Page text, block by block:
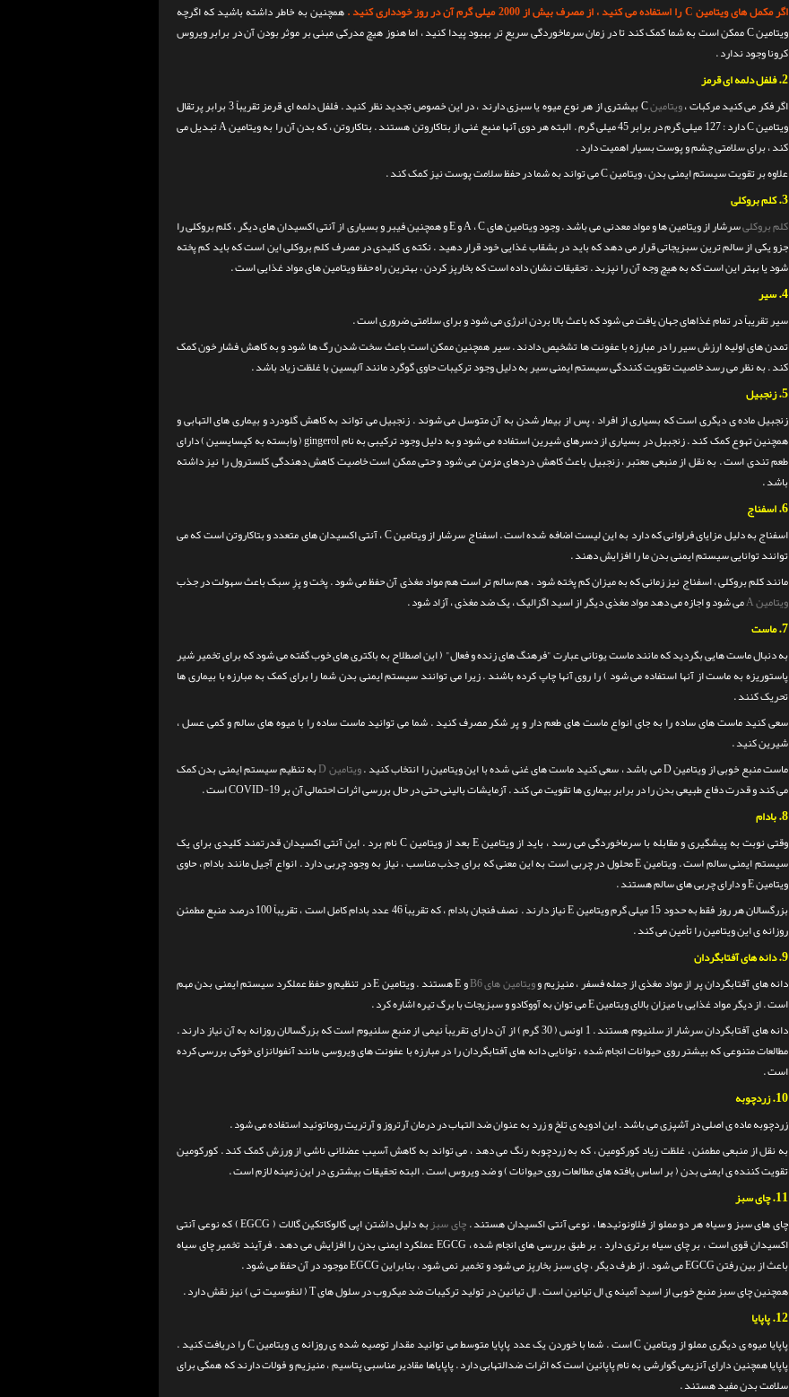
اگر مکمل های ویتامین C را استفاده می کنید ، از مصرف بیش از 2000 میلی گرم آن در روز خودداری کنید .
همچنین به خاطر داشته باشید که اگرچه
ویتامین C ممکن است به شما کمک کند تا در زمان سرماخوردگی سریع تر بهبود پیدا کنید ، اما هنوز هیچ مدرکی مبنی بر موثر بودن آن در برابر ویروس
کرونا وجود ندارد .
2. فلفل دلمه ای قرمز
اگر فکر می کنید مرکبات ،ویتامین
C بیشتری از هر نوع میوه یا سبزی دارند ، در این خصوص تجدید نظر کنید . فلفل دلمه ای قرمز تقریباً 3 برابر پرتقال
ویتامین C دارد : 127 میلی گرم در برابر 45 میلی گرم . البته هر دوی آنها منبع غنی از بتاکاروتن هستند . بتاکاروتن ، که بدن آن را به ویتامین A تبدیل می
کند ، برای سلامتی چشم و پوست بسیار اهمیت دارد .
علاوه بر تقویت سیستم ایمنی بدن ، ویتامین C می تواند به شما در حفظ سلامت پوست نیز کمک کند .
3. کلم بروکلی
کلم بروکلی
سرشار از ویتامین ها و مواد معدنی می باشد . وجود ویتامین های A ، C و E و همچنین فیبر و بسیاری از آنتی اکسیدان های دیگر ، کلم بروکلی را
جزو یکی از سالم ترین سبزیجاتی قرار می دهد که باید در بشقاب غذایی خود قرار دهید .نکته ی کلیدی در مصرف کلم بروکلی این است که باید کم پخته
شود یا بهتر این است که به هیچ وجه آن را نپزید . تحقیقات نشان داده است که بخارپز کردن ، بهترین راه حفظ ویتامین های مواد غذایی است .
4. سیر
سیر تقریباً در تمام غذاهای جهان یافت می شود که باعث بالا بردن انرژی می شود و برای سلامتی ضروری است .
تمدن های اولیه ارزش سیر را در مبارزه با عفونت ها تشخیص دادند . سیر همچنین ممکن است باعث سخت شدن رگ ها شود و به کاهش فشار خون کمک
کند .به نظر می رسد خاصیت تقویت کنندگی سیستم ایمنی سیر به دلیل وجود ترکیبات حاوی گوگرد مانند آلیسین با غلظت زیاد باشد .
5. زنجبیل
زنجبیل ماده ی دیگری است که بسیاری از افراد ، پس از بیمار شدن به آن متوسل می شوند . زنجبیل می تواند به کاهش گلودرد و بیماری های التهابی و
همچنین تهوع کمک کند . زنجبیل
در بسیاری از دسرهای شیرین استفاده می شود و به دلیل وجود ترکیبی به نام gingerol ( وابسته به کپسایسین ) دارای
طعم تندی است . به نقل از منبعی معتبر ، زنجبیل باعث کاهش دردهای مزمن می شود و حتی ممکن است خاصیت کاهش دهندگی کلسترول را نیز داشته
باشد .
6. اسفناج
اسفناج به دلیل مزایای فراوانی که دارد به این لیست اضافه شده است . اسفناج سرشار از ویتامین C ، آنتی اکسیدان های متعدد و بتاکاروتن است که می
توانند توانایی سیستم ایمنی بدن ما را افزایش دهند .
مانند کلم بروکلی ، اسفناج نیز زمانی که به میزان کم پخته شود ، هم سالم تر است هم مواد مغذی آن حفظ می شود . پخت و پزِ سبک باعث سهولت در جذب
ویتامین A می شود و اجازه می دهد مواد مغذی دیگر از اسید اگزالیک ، یک ضد مغذی ، آزاد شود .
7. ماست
به دنبال ماست هایی بگردید که مانند ماست یونانی عبارت "فرهنگ های زنده و فعال" ( این اصطلاح به باکتری های خوب گفته می شود که برای تخمیر شیر
پاستوریزه به ماست از آنها استفاده می شود ) را روی آنها چاپ کرده باشند . زیرا می توانند سیستم ایمنی بدن شما را برای کمک به مبارزه با بیماری ها
تحریک کنند .
سعی کنید ماست های ساده را به جای انواع ماست های طعم دار و پر شکر مصرف کنید . شما می توانید ماست ساده را با میوه های سالم و کمی عسل ،
شیرین کنید .
ماست منبع خوبی از ویتامین D می باشد ، سعی کنید ماست های غنی شده با این ویتامین را انتخاب کنید .
ویتامین D به تنظیم سیستم ایمنی بدن کمک
می کند و قدرت دفاع طبیعی بدن را در برابر بیماری ها تقویت می کند . آزمایشات بالینی حتی در حال بررسی اثرات احتمالی آن بر COVID-19 است .
8. بادام
وقتی نوبت به پیشگیری و مقابله با سرماخوردگی می رسد ، باید از ویتامین E بعد از ویتامین C نام برد . این آنتی اکسیدان قدرتمند کلیدی برای یک
سیستم ایمنی سالم است .
ویتامین E محلول در چربی است به این معنی که برای جذب مناسب ، نیاز به وجود چربی دارد . انواع آجیل مانند بادام ، حاوی
ویتامین E و دارای چربی های سالم هستند .
بزرگسالان هر روز فقط به حدود 15 میلی گرم ویتامین E نیاز دارند . نصف فنجان بادام ، که تقریباً 46 عدد بادام کامل است ، تقریباً 100 درصد منبع مطمئن
روزانه ی این ویتامین را تأمین می کند .
9. دانه های آفتابگردان
دانه های آفتابگردان پر از مواد مغذی از جمله فسفر ، منیزیم وویتامین های B6 و E هستند .
ویتامین E در تنظیم و حفظ عملکرد سیستم ایمنی بدن مهم
است . از دیگر مواد غذایی با میزان بالای ویتامین E می توان به آووکادو و سبزیجات با برگ تیره اشاره کرد .
دانه های آفتابگردان سرشار از سلنیوم هستند . 1 اونس ( 30 گرم ) از آن دارای تقریباً نیمی از منبع سلنیوم است که بزرگسالان روزانه به آن نیاز دارند .
مطالعات متنوعی که بیشتر روی حیوانات انجام شده ، توانایی دانه های آفتابگردان را در مبارزه با عفونت های ویروسی مانند آنفولانزای خوکی بررسی کرده
است .
10. زردچوبه
زردچوبه ماده ی اصلی در آشپزی می باشد . این ادویه ی تلخ و زرد به عنوان ضد التهاب در درمان آرتروز و آرتریت روماتوئید استفاده می شود .
به نقل از منبعی مطمئن ، غلظت زیاد کورکومین ، که به زردچوبه رنگ می دهد ، می تواند به کاهش آسیب عضلانی ناشی از ورزش کمک کند . کورکومین
تقویت کننده ی ایمنی بدن ( بر اساس یافته های مطالعات روی حیوانات ) و ضد ویروس است . البته تحقیقات بیشتری در این زمینه لازم است .
11. چای سبز
چای های سبز و سیاه هر دو مملو از فلاونوئیدها ، نوعی آنتی اکسیدان هستند .چای سبز
به دلیل داشتن اپی گالوکاتکین گالات ( EGCG ) که نوعی آنتی
اکسیدان قوی است ، بر چای سیاه برتری دارد .
بر طبق بررسی های انجام شده ، EGCG عملکرد ایمنی بدن را افزایش می دهد . فرآیند تخمیر چای سیاه
باعث از بین رفتن EGCG می شود . از طرف دیگر ، چای سبز بخارپز می شود و تخمیر نمی شود ، بنابراین EGCG موجود در آن حفظ می شود .
همچنین چای سبز منبع خوبی از اسید آمینه ی ال تیانین است . ال تیانین در تولید ترکیبات ضد میکروب در سلول های T ( لنفوسیت تی ) نیز نقش دارد .
12. پاپایا
پاپایا میوه ی دیگری مملو از ویتامین C است . شما با خوردن یک عدد پاپایا متوسط می توانید مقدار توصیه شده ی روزانه ی ویتامین C را دریافت کنید .
پاپایا همچنین دارای آنزیمی گوارشی به نام پاپائین است که اثرات ضدالتهابی دارد .پاپایاها مقادیر مناسبی پتاسیم ، منیزیم و فولات دارند که همگی برای
سلامت بدن مفید هستند .